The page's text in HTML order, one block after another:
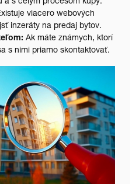
a s celým procesom kúpy.
viacero webových
inzeráty na predaj bytov.
Ak máte známych, ktorí
s nimi priamo skontaktovať.